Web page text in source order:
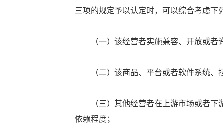
三项的规定予以认定时，可以综合考虑下
（一）该经营者实施兼容、开放或者
（二）该商品、平台或者软件系统、
（三）其他经营者在上游市场或者下游
依赖程度；